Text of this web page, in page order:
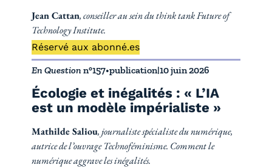
Jean Cattan, conseiller au sein du think tank Future of
Technology Institute.
Réservé aux abonné.es
Écologie et inégalités : « L’IA
est un modèle impérialiste »
En Question n°157•publication|10 juin 2026
Mathilde Saliou, journaliste spécialiste du numérique,
autrice de l’ouvrage Technoféminisme. Comment le
numérique aggrave les inégalités.